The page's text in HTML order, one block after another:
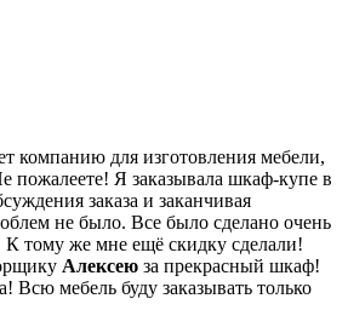
компанию для изготовления мебели,
пожалеете! Я заказывала шкаф-купе в
заказа и заканчивая
не было. Все было сделано очень
К тому же мне ещё скидку сделали!
Алексею за прекрасный шкаф!
Всю мебель буду заказывать только